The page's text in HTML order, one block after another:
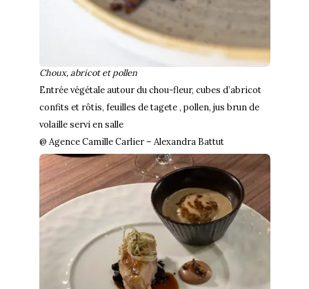
Choux, abricot et pollen
Entrée végétale autour du chou-fleur, cubes d’abricot
confits et rôtis, feuilles de tagete , pollen, jus brun de
volaille servi en salle
@ Agence Camille Carlier – Alexandra Battut